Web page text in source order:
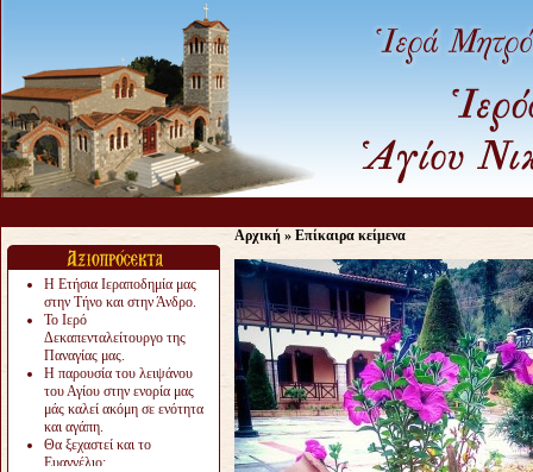
Η Ετήσια Ιεραποδημία μας
στην Τήνο και στην Άνδρο.
Το Ιερό
Δεκαπενταλείτουργο της
Παναγίας μας.
Η παρουσία του λειψάνου
του Αγίου στην ενορία μας
μάς καλεί ακόμη σε ενότητα
και αγάπη.
Θα ξεχαστεί και το
Ευαγγέλιο;
Αρχική » Επίκαιρα κείμενα